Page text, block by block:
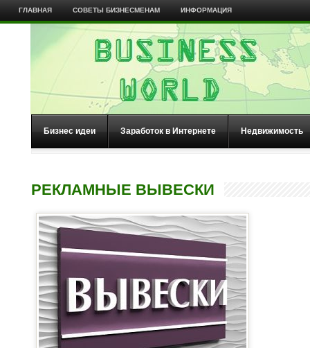
ГЛАВНАЯ СОВЕТЫ БИЗНЕСМЕНАМ ИНФОРМАЦИЯ
Бизнес идеи Заработок в Интернете Недвижимость
РЕКЛАМНЫЕ ВЫВЕСКИ